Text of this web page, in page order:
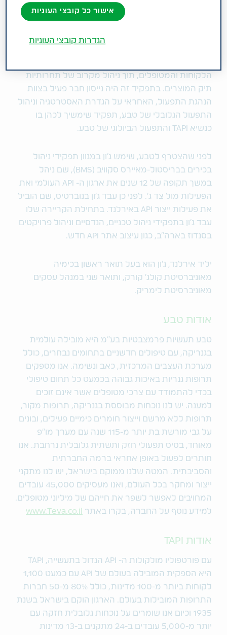
את לקוחותינו ברחבי העולם".
הלקוחות והמטופלים, תוך ניהול מקרוב של תחרותיות
תיק המוצרים. בתפקיד זה היה נייסון חבר פעיל בצוות
הנהגת התפעול, האחראי על הגדרת האסטרטגיה וניהול
התפעול הגלובלי של טבע, תפקיד שימשיך לכהן בו
כנשיא TAPI והתפעול הביולוגי של טבע.
לפני שהצטרף לטבע, שימש ג'ון במגוון תפקידי ניהול
בכירים בבריסטול-מאיירס סקוויב (BMS), שם ניהל
במשך תקופה של 12 שנים את ארגון ה- API העולמי ואת
הפעילות מול צד ג'. לפני כן עבד ג'ון בנוברטיס, שם הוביל
את פעילות ייצור API באירלנד. בתחילת הקריירה שלו
עבד ג'ון בתפקידי ניהול טכניים, הנדסיים וניהול פרויקטים
בסנדוז בארה"ב, כגון עיצוב אתר API חדש.
יליד אירלנד, ג'ון הוא בעל תואר ראשון בכימיה
מאוניברסיטת קולג' קורק, ותואר שני במנהל עסקים
מאוניברסיטת לימריק.
אודות טבע
טבע תעשיות פרמצבטיות בע"מ היא מובילה עולמית
בגנריקה, עם טיפולים חדשניים בתחומים נבחרים, כולל
מערכת העצבים המרכזית, כאב ונשימה. אנו מספקים
תרופות גנריות באיכות גבוהה בכמעט כל תחום טיפולי
בכדי להתמודד עם צרכי מטופלים אשר אינם זוכים
למענה. יש לנו נוכחות מבוססת בגנריקה, תרופות מקור,
תרופות ללא מרשם וייצור חומרים כימיים פעילים, ובונים
על גבי מורשת בת יותר מ-115 שנה עם מערך מו"פ
מאוחד, בסיס תפעולי חזק ותשתית גלובלית נרחבת. אנו
חותרים לפעול באופן אחראי ברמה החברתית
והסביבתית. המטה שלנו ממוקם בישראל, יש לנו מתקני
ייצור ומחקר בכל העולם, ואנו מעסיקים 45,000 עובדים
המחויבים לאפשר לשפר את חייהם של מיליוני מטופלים.
למידע נוסף על החברה, בקרו באתר
www.Teva.co.il
אודות TAPI
עם פורטפוליו מולקולות ה- API הגדול בתעשייה, TAPI
היא הספקית המובילה בעולם של API עם כמעט 1,100
לקוחות ביותר מ-100 מדינות, כולל 80% מ-50 חברות
התרופות המובילות בעולם. הארגון הוקם בישראל בשנת
1935 וכיום אנו שומרים על נוכחות גלובלית חזקה עם
יותר מ-5,000 עובדים ב-24 מתקנים ב-13 מדינות
אישור כל קובצי העוגיות
הגדרות קובצי העוגיות